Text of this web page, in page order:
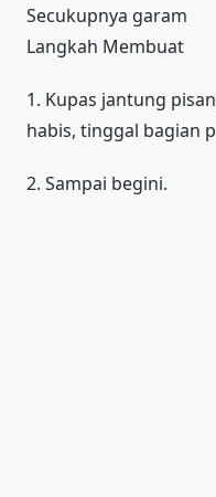
Secukupnya garam
Langkah Membuat
1. Kupas jantung
habis, tinggal bagian
2. Sampai begini.